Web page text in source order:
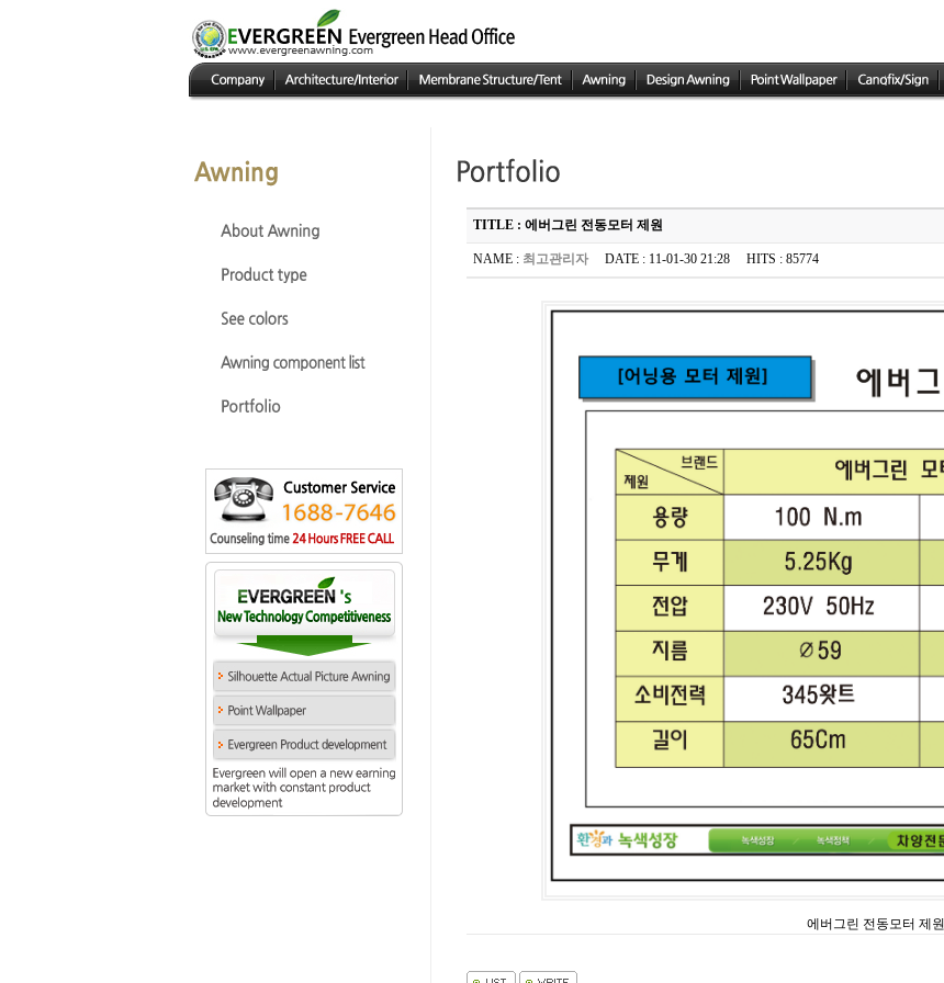
TITLE : 에버그린 전동모터 제원
NAME : 최고관리자DATE : 11-01-30 21:28 HITS : 85774
에버그린 전동모터 제원